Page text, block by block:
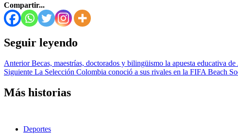
Compartir...
Seguir leyendo
AnteriorBecas, maestrías, doctorados y bilingüismo la apuesta educativa de
Siguiente La Selección Colombia conoció a sus rivales en la FIFA Beach
Más historias
Deportes